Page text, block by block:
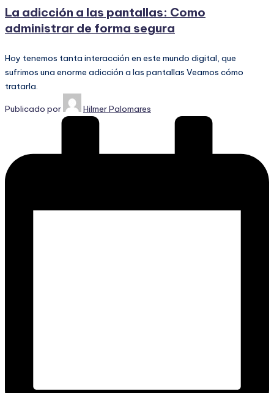
La adicción a las pantallas: Como
administrar de forma segura
Hoy tenemos tanta interacción en este mundo digital, que
sufrimos una enorme adicción a las pantallas Veamos cómo
tratarla.
Publicado por Hilmer Palomares